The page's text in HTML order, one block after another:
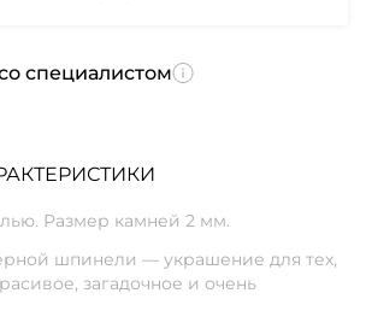
специалистом
Размер камней 2 мм.
шпинели — украшение для тех,
загадочное и очень